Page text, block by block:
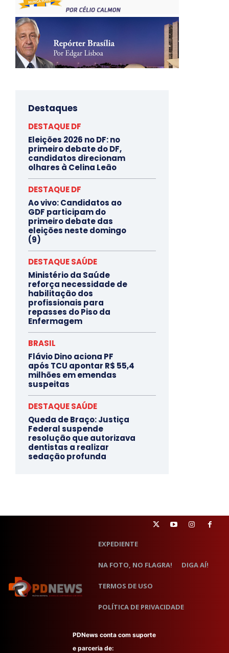
Destaques
DESTAQUE DF
Eleições 2026 no DF: no
primeiro debate do DF,
candidatos direcionam
olhares à Celina Leão
DESTAQUE DF
Ao vivo: Candidatos ao
GDF participam do
primeiro debate das
eleições neste domingo
(9)
DESTAQUE SAÚDE
Ministério da Saúde
reforça necessidade de
habilitação dos
profissionais para
repasses do Piso da
Enfermagem
BRASIL
Flávio Dino aciona PF
após TCU apontar R$ 55,4
milhões em emendas
suspeitas
DESTAQUE SAÚDE
Queda de Braço: Justiça
Federal suspende
resolução que autorizava
dentistas a realizar
sedação profunda
EXPEDIENTE
NA FOTO, NO FLAGRA! DIGA AÍ!
TERMOS DE USO
POLÍTICA DE PRIVACIDADE
PDNews conta com suporte
e parceria de: